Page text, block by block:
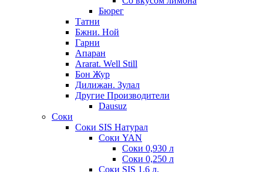
Бюрег
Татни
Бжни. Ной
Гарни
Апаран
Ararat. Well Still
Бон Жур
Дилижан. Зулал
Другие Производители
Dausuz
Соки
Соки SIS Натурал
Соки YAN
Соки 0,930 л
Соки 0,250 л
Соки SIS 1,6 л.